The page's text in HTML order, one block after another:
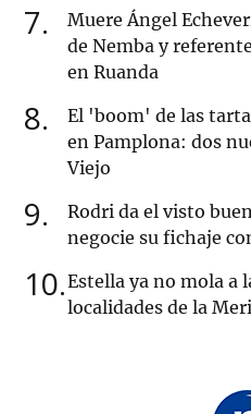
7
Muere Ángel
de Nemba y
en Ruanda
8
El 'boom' de las
en Pamplona: dos
Viejo
9
Rodri da el visto
negocie su fichaje
10 Estella ya no mola a
localidades de la